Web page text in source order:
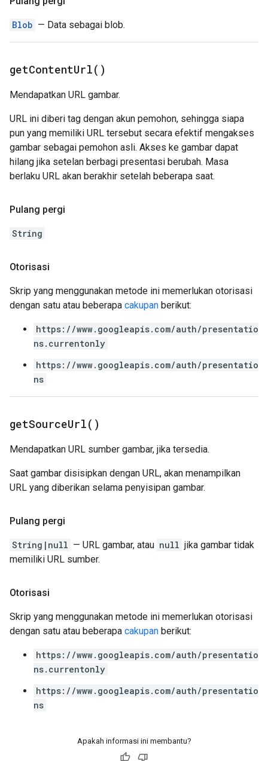
Blob — Data sebagai blob.
getContentUrl( )
Mendapatkan URL gambar.
URL ini diberi tag dengan akun pemohon, sehingga siapa
pun yang memiliki URL tersebut secara efektif mengakses
gambar sebagai pemohon asli. Akses ke gambar dapat
hilang jika setelan berbagi presentasi berubah. Masa
berlaku URL akan berakhir setelah beberapa saat.
Pulang pergi
String
Otorisasi
Skrip yang menggunakan metode ini memerlukan otorisasi
dengan satu atau beberapa cakupan berikut:
https://www.googleapis.com/auth/presentatio
ns.currentonly
https://www.googleapis.com/auth/presentatio
ns
getSourceUrl( )
Mendapatkan URL sumber gambar, jika tersedia.
Saat gambar disisipkan dengan URL, akan menampilkan
URL yang diberikan selama penyisipan gambar.
Pulang pergi
String|null — URL gambar, atau null jika gambar tidak
memiliki URL sumber.
Otorisasi
Skrip yang menggunakan metode ini memerlukan otorisasi
dengan satu atau beberapa cakupan berikut:
https://www.googleapis.com/auth/presentatio
ns.currentonly
https://www.googleapis.com/auth/presentatio
ns
Apakah informasi ini membantu?